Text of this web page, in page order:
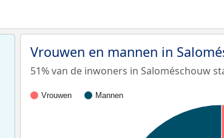
Vrouwen en mannen in
51% van de inwoners in Saloméschouw
Vrouwen Mannen